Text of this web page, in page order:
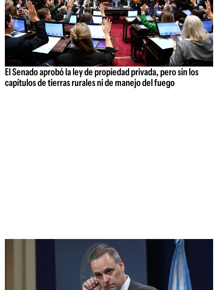
El Senado aprobó la ley de propiedad privada, pero sin los
capítulos de tierras rurales ni de manejo del fuego